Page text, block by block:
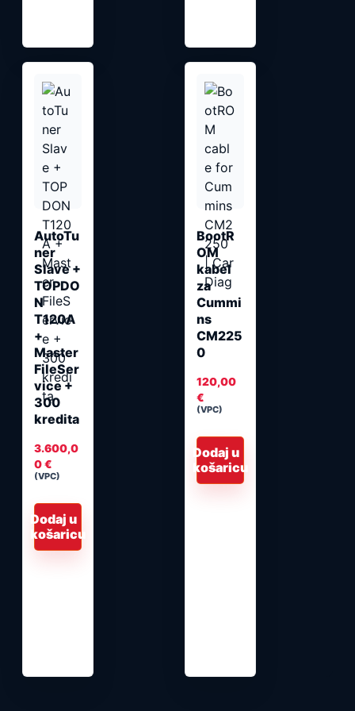
AutoTu
ner
Slave +
TOPDO
N
T120A
+
Master
FileSer
vice +
300
kredita
3.600,0
0€
(VPC)
Dodaj u
košaricu
BootR
OM
kabel
za
Cummi
ns
CM225
0
120,00
€
(VPC)
Dodaj u
košaricu